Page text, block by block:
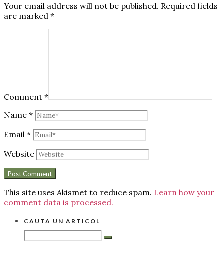
Your email address will not be published. Required fields
are marked *
Comment *
Name *
Email *
Website
This site uses Akismet to reduce spam. Learn how your
comment data is processed.
CAUTA UN ARTICOL